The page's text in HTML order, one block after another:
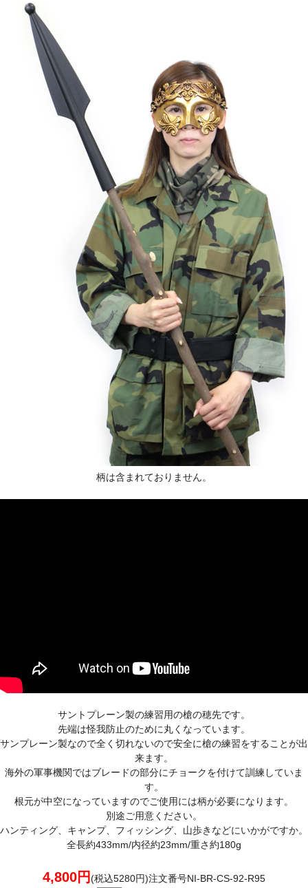
柄は含まれておりません。
サントプレーン製の練習用の槍の穂先です。
先端は怪我防止のために丸くなっています。
サンプレーン製なので全く切れないので安全に槍の練習をすることが出
来ます。
海外の軍事機関ではブレードの部分にチョークを付けて訓練していま
す。
根元が中空になっていますのでご使用には柄が必要になります。
別途ご用意ください。
ハンティング、キャンプ、フィッシング、山歩きなどにいかがですか。
全長約433mm/内径約23mm/重さ約180g
4,800円(税込5280円)注文番号NI-BR-CS-92-R95